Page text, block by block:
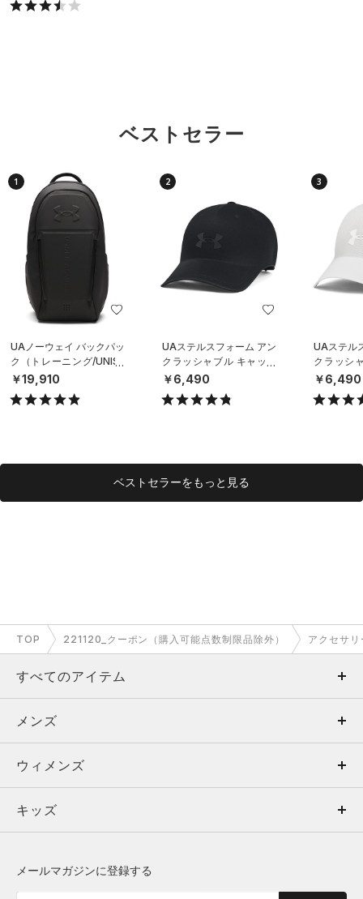
ベストセラー
1
UAノーウェイ バックパッ
ク（トレーニング/UNISE
X）
￥19,910
2
UAステルスフォーム アン
クラッシャブル キャップ
（ライフスタイル/UNISE
￥6,490
3
UAステル
クラッシ
（ライフ
￥6,490
ベストセラーをもっと見る
TOP 221120_クーポン（購入可能点数制限品除外） アクセサリ
すべてのアイテム
メンズ
ウィメンズ
キッズ
メンズ
トップス
ボトムス
ウィメンズ
トップス
キッズ
メールマガジンに登録する